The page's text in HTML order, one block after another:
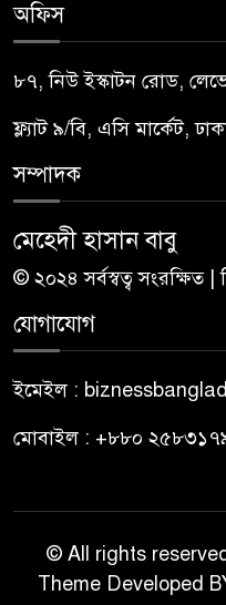
অফিস
৮৭, নিউ ইস্কাটন রোড,
ফ্ল্যাট ৯/বি, এসি মার্কেট,
সম্পাদক
মেহেদী হাসান বাবু
© ২০২৪ সর্বস্বত্ব সংরক্ষিত
যোগাযোগ
ইমেইল :
মোবাইল : +৮৮০
© All rights
Theme Developed